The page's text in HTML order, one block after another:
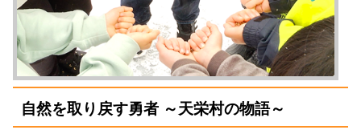
自然を取り戻す勇者 ～天栄村の物語～